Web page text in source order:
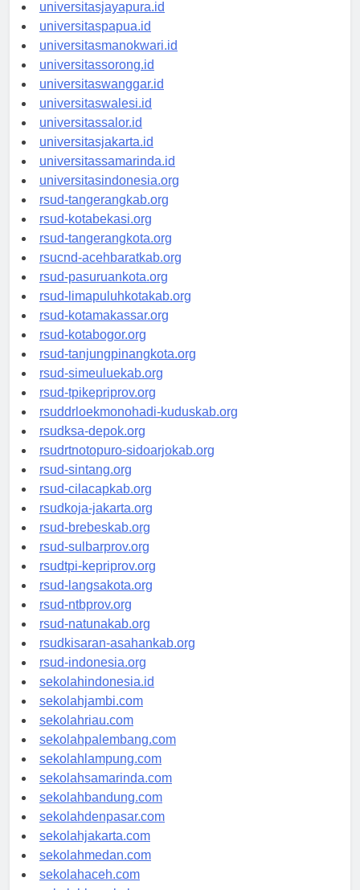
universitasjayapura.id
universitaspapua.id
universitasmanokwari.id
universitassorong.id
universitaswanggar.id
universitaswalesi.id
universitassalor.id
universitasjakarta.id
universitassamarinda.id
universitasindonesia.org
rsud-tangerangkab.org
rsud-kotabekasi.org
rsud-tangerangkota.org
rsucnd-acehbaratkab.org
rsud-pasuruankota.org
rsud-limapuluhkotakab.org
rsud-kotamakassar.org
rsud-kotabogor.org
rsud-tanjungpinangkota.org
rsud-simeuluekab.org
rsud-tpikepriprov.org
rsuddrloekmonohadi-kuduskab.org
rsudksa-depok.org
rsudrtnotopuro-sidoarjokab.org
rsud-sintang.org
rsud-cilacapkab.org
rsudkoja-jakarta.org
rsud-brebeskab.org
rsud-sulbarprov.org
rsudtpi-kepriprov.org
rsud-langsakota.org
rsud-ntbprov.org
rsud-natunakab.org
rsudkisaran-asahankab.org
rsud-indonesia.org
sekolahindonesia.id
sekolahjambi.com
sekolahriau.com
sekolahpalembang.com
sekolahlampung.com
sekolahsamarinda.com
sekolahbandung.com
sekolahdenpasar.com
sekolahjakarta.com
sekolahmedan.com